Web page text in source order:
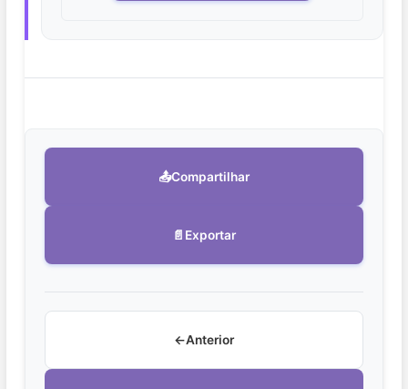
📤Compartilhar
📄 Exportar
←Anterior